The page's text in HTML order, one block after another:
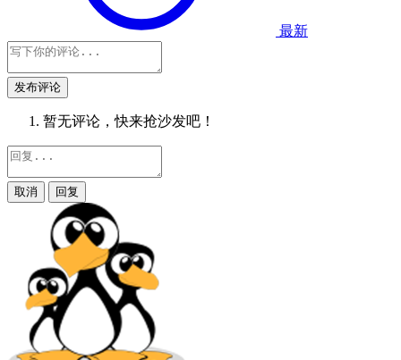
最新
发布评论
暂无评论，快来抢沙发吧！
取消 回复